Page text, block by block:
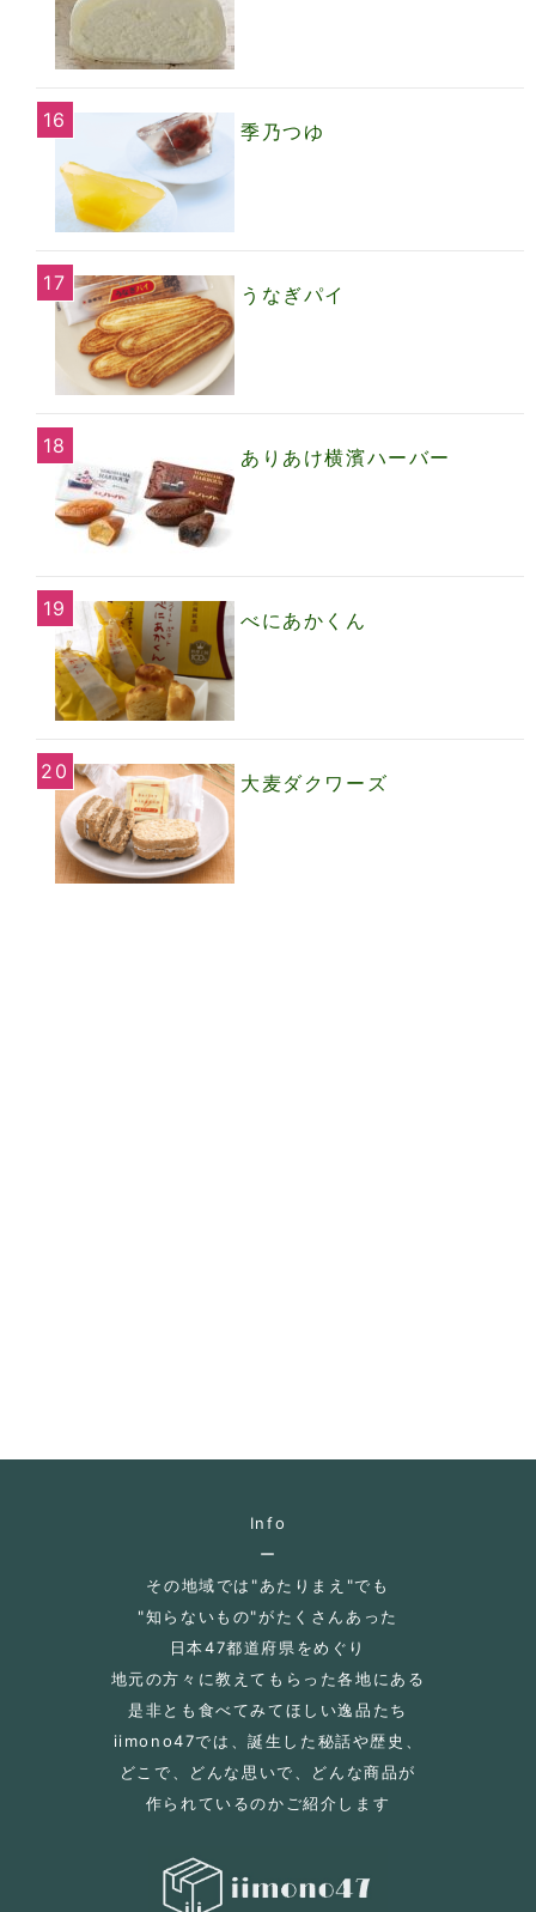
季乃つゆ
うなぎパイ
ありあけ横濱ハーバー
べにあかくん
大麦ダクワーズ
Info
ー
その地域では"あたりまえ"でも
"知らないもの"がたくさんあった
日本47都道府県をめぐり
地元の方々に教えてもらった各地にある
是非とも食べてみてほしい逸品たち
iimono47では、誕生した秘話や歴史、
どこで、どんな思いで、どんな商品が
作られているのかご紹介します